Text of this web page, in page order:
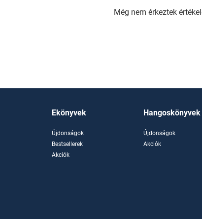
Még nem érkeztek
Ekönyvek
Újdonságok
Bestsellerek
Akciók
Hangoskönyvek
Újdonságok
Akciók